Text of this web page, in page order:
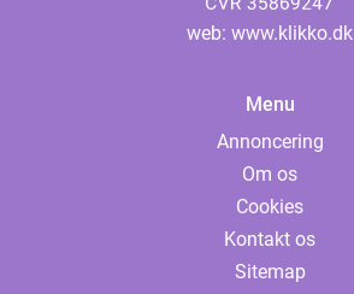
web: www.klikko.dk
Menu
Annoncering
Om os
Cookies
Kontakt os
Sitemap